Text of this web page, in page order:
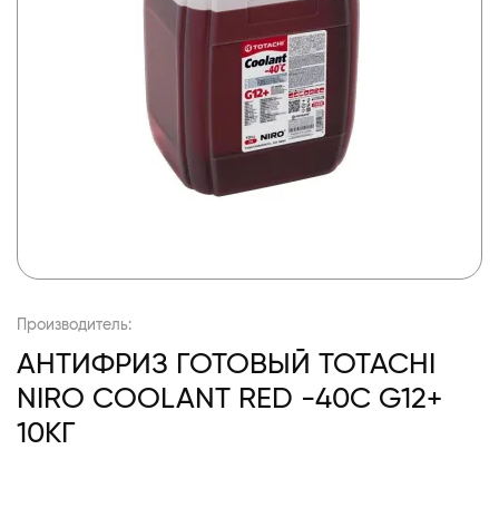
Производитель:
АНТИФРИЗ ГОТОВЫЙ TOTACHI
NIRO COOLANT RED -40C G12+
10КГ